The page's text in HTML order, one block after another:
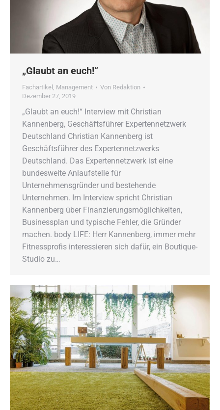
„Glaubt an euch!“
Fachartikel Management Von Redaktion
Dezember 27, 2019
„Glaubt an euch!“ Interview mit Christian
Kannenberg, Geschäftsführer Expertennetzwerk
Deutschland Christian Kannenberg ist
Geschäftsführer des Expertennetzwerks
Deutschland. Das Expertennetzwerk ist eine
bundesweite Anlaufstelle für
Unternehmensgründer und bestehende
Unternehmen. Im Interview spricht Christian
Kannenberg über Finanzierungsmöglichkeiten,
Businessplan und typische Fehler, die Gründer
machen. body LIFE: Herr Kannenberg, immer mehr
Fitnessprofis interessieren sich dafür, ein Boutique-
Studio zu…